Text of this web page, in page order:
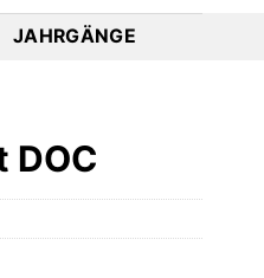
JAHRGÄNGE
DOC